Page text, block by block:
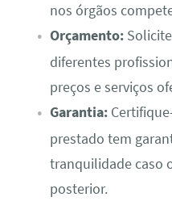
nos órgãos
Orçamento:
diferentes
preços e serviços
Garantia:
prestado tem
tranquilidade caso
posterior.